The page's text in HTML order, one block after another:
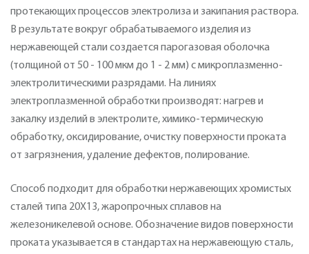
протекающих процессов электролиза и закипания раствора.
В результате вокруг обрабатываемого изделия из
нержавеющей стали создается парогазовая оболочка
(толщиной от 50 - 100 мкм до 1 - 2 мм) с микроплазменно-
электролитическими разрядами. На линиях
электроплазменной обработки производят: нагрев и
закалку изделий в электролите, химико-термическую
обработку, оксидирование, очистку поверхности проката
от загрязнения, удаление дефектов, полирование.
Способ подходит для обработки нержавеющих хромистых
сталей типа 20Х13, жаропрочных сплавов на
железоникелевой основе. Обозначение видов поверхности
проката указывается в стандартах на нержавеющую сталь,